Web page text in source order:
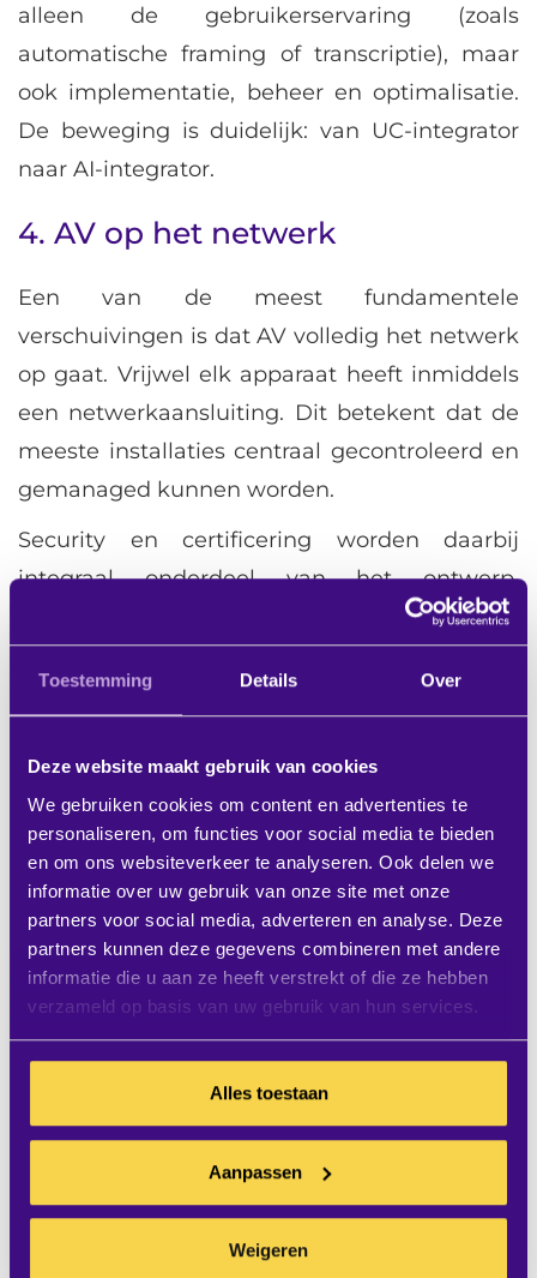
Toestemming Details Over
Deze website maakt gebruik van cookies
We gebruiken cookies om content en advertenties te
personaliseren, om functies voor social media te bieden
en om ons websiteverkeer te analyseren. Ook delen we
informatie over uw gebruik van onze site met onze
partners voor social media, adverteren en analyse. Deze
partners kunnen deze gegevens combineren met andere
informatie die u aan ze heeft verstrekt of die ze hebben
verzameld op basis van uw gebruik van hun services.
Alles toestaan
Aanpassen
Weigeren
alleen de gebruikerservaring (zoals
automatische framing of transcriptie), maar
ook implementatie, beheer en optimalisatie.
De beweging is duidelijk: van UC-integrator
naar AI-integrator.
4. AV op het netwerk
Een van de meest fundamentele
verschuivingen is dat AV volledig het netwerk
op gaat. Vrijwel elk apparaat heeft inmiddels
een netwerkaansluiting. Dit betekent dat de
meeste installaties centraal gecontroleerd en
gemanaged kunnen worden.
Security en certificering worden daarbij
integraal onderdeel van het ontwerp.
Encryptie, certificaten en beveiliging zijn geen
extra’s meer, maar randvoorwaarden.
5. Ecosystemen boven losse
producten
Aansluitend hierbij is de verschuiving naar
complete ecosystemen een duidelijke trend.
UC-fabrikanten ontwikkelen eigen codecs,
compute-oplossingen en randapparatuur,
waardoor geïntegreerde platforms ontstaan
waarin compute, speakers, microfoons en
control als één geheel functioneren. Dit
betekent meer consistentie in
gebruikerservaring, minder afhankelijkheid
van derden, snellere en eenvoudigere
implementatie en een betere lifecycle-